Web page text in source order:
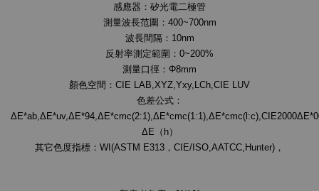
感應器：矽光電二極管
測量波長范圍：400~700nm
波長間隔：10nm
反射率測定範圍：0~200%
測量口徑：Φ8mm
顏色空間：CIE LAB,XYZ,Yxy,LCh,CIE LUV
色差公式：
ΔE（h）
其它色度指標：WI(ASTM E313，CIE/ISO,AATCC,Hunter)，